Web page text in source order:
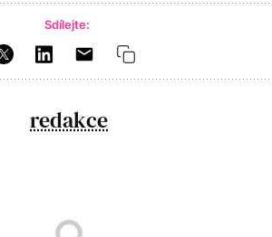
Sdílejte:
redakce